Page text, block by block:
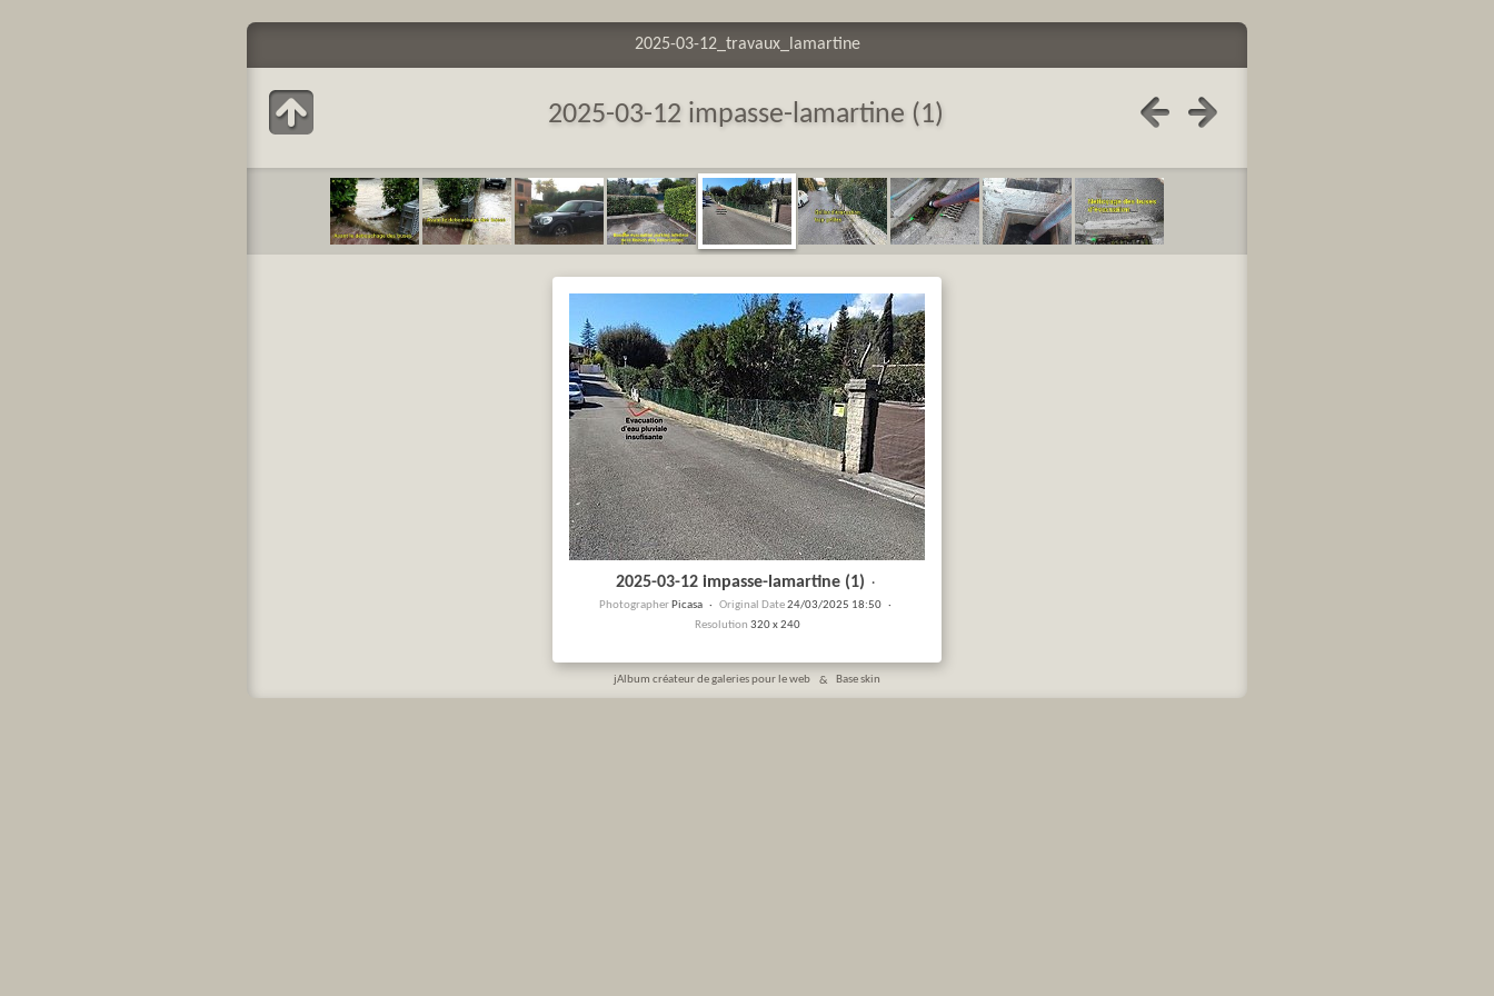
2025-03-12_travaux_lamartine
2025-03-12 impasse-lamartine (1)
2025-03-12 impasse-lamartine (1) ·
PhotographerPicasa · Original Date24/03/2025 18:50 ·
Resolution 320 x 240
jAlbum créateur de galeries pour le web & Base skin